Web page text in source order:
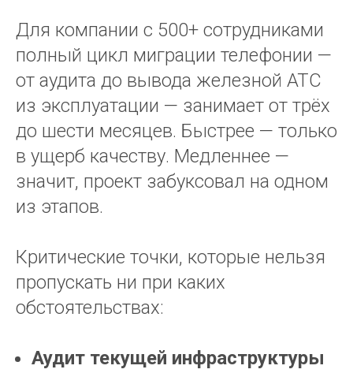
Для компании с 500+ сотрудниками
полный цикл миграции телефонии —
от аудита до вывода железной АТС
из эксплуатации — занимает от трёх
до шести месяцев. Быстрее — только
в ущерб качеству. Медленнее —
значит, проект забуксовал на одном
из этапов.
Критические точки, которые нельзя
пропускать ни при каких
обстоятельствах:
Аудит текущей инфраструктуры